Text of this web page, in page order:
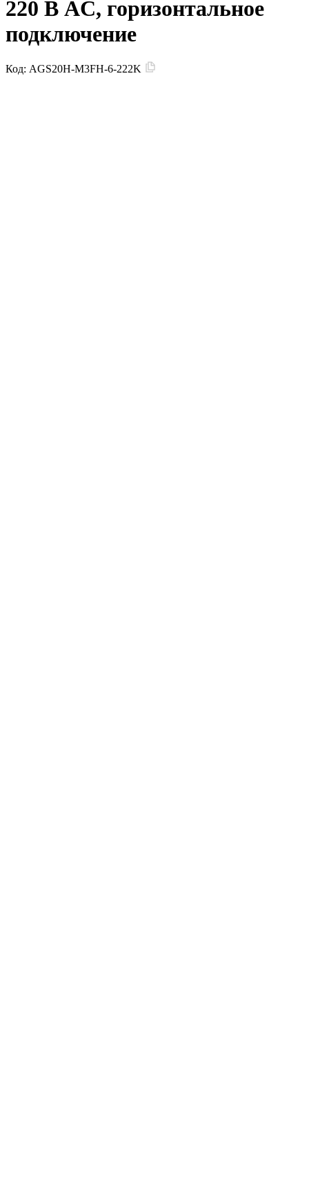
220 В AC, горизонтальное
подключение
Код: AGS20H-M3FH-6-222K